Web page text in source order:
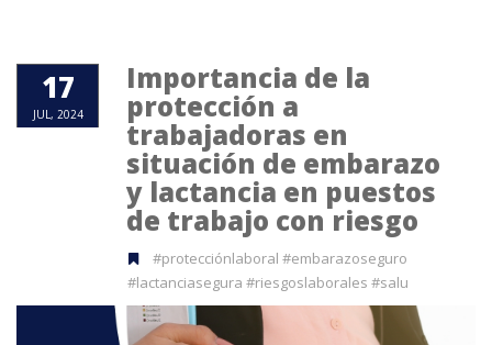
17
JUL, 2024
Importancia de la
protección a
trabajadoras en
situación de embarazo
y lactancia en puestos
de trabajo con riesgo
#protecciónlaboral #embarazoseguro
#lactanciasegura #riesgoslaborales #salu